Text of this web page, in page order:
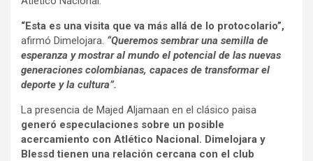
“Esta es una visita que va más allá de lo protocolario”,
afirmó Dimelojara. “Queremos sembrar una semilla de
esperanza y mostrar al mundo el potencial de las nuevas
generaciones colombianas, capaces de transformar el
deporte y la cultura”.
La presencia de Majed Aljamaan en el clásico paisa
generó especulaciones sobre un posible
acercamiento con Atlético Nacional. Dimelojara y
Blessd tienen una relación cercana con el club